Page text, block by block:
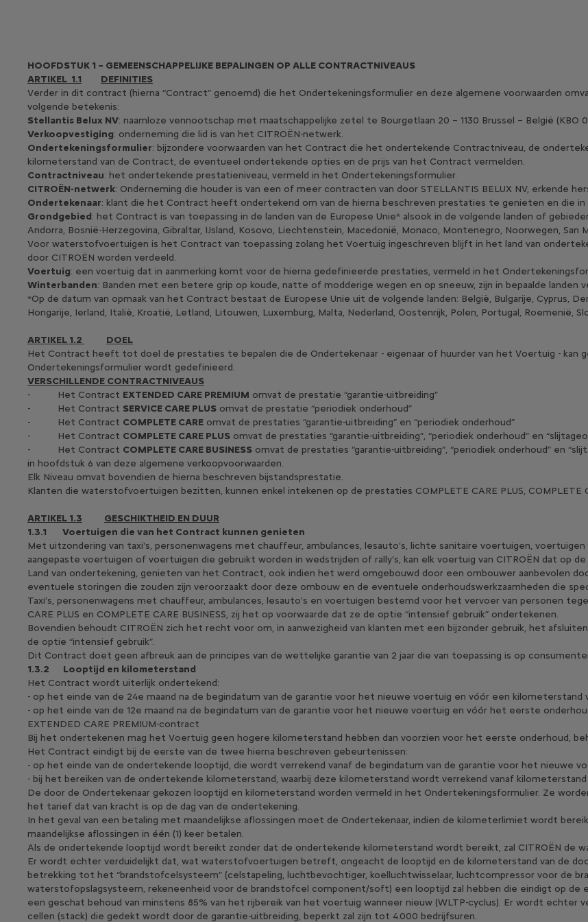
HOOFDSTUK 1 – GEMEENSCHAPPELIJKE BEPALINGEN OP ALLE CONTRACTNIVEAUS
ARTIKEL 1.1
DEFINITIES
Verder in dit contract (hierna “Contract” genoemd) die het Ondertekeningsformulier en deze algemene voorwaarden
volgende betekenis:
Stellantis Belux NV: naamloze vennootschap met maatschappelijke zetel te Bourgetlaan 20 – 1130 Brussel – België (KBO
Verkoopvestiging: onderneming die lid is van het CITROËN-netwerk.
Ondertekeningsformulier: bijzondere voorwaarden van het Contract die het ondertekende Contractniveau, de
kilometerstand van de Contract, de eventueel ondertekende opties en de prijs van het Contract vermelden.
Contractniveau: het ondertekende prestatieniveau, vermeld in het Ondertekeningsformulier.
CITROËN-netwerk: Onderneming die houder is van een of meer contracten van door STELLANTIS BELUX NV, erkende
Ondertekenaar: klant die het Contract heeft ondertekend om van de hierna beschreven prestaties te genieten en die
Grondgebied: het Contract is van toepassing in de landen van de Europese Unie* alsook in de volgende landen of
Andorra, Bosnië-Herzegovina, Gibraltar, IJsland, Kosovo, Liechtenstein, Macedonië, Monaco, Montenegro, Noorwegen, San
Voor waterstofvoertuigen is het Contract van toepassing zolang het Voertuig ingeschreven blijft in het land van
door CITROËN worden verdeeld.
Voertuig: een voertuig dat in aanmerking komt voor de hierna gedefinieerde prestaties, vermeld in het
Winterbanden: Banden met een betere grip op koude, natte of modderige wegen en op sneeuw, zijn in bepaalde landen
*Op de datum van opmaak van het Contract bestaat de Europese Unie uit de volgende landen: België, Bulgarije, Cyprus,
Hongarije, Ierland, Italië, Kroatië, Letland, Litouwen, Luxemburg, Malta, Nederland, Oostenrijk, Polen, Portugal, Roemenië,
ARTIKEL 1.2
DOEL
Het Contract heeft tot doel de prestaties te bepalen die de Ondertekenaar - eigenaar of huurder van het Voertuig - kan
Ondertekeningsformulier wordt gedefinieerd.
VERSCHILLENDE CONTRACTNIVEAUS
- Het Contract EXTENDED CARE PREMIUM omvat de prestatie “garantie-uitbreiding”
- Het Contract SERVICE CARE PLUS omvat de prestatie “periodiek onderhoud”
- Het Contract COMPLETE CARE omvat de prestaties “garantie-uitbreiding” en “periodiek onderhoud”
- Het Contract COMPLETE CARE PLUS omvat de prestaties “garantie-uitbreiding”, “periodiek onderhoud” en
- Het Contract COMPLETE CARE BUSINESS omvat de prestaties “garantie-uitbreiding”, “periodiek onderhoud” en
in hoofdstuk 6 van deze algemene verkoopvoorwaarden.
Elk Niveau omvat bovendien de hierna beschreven bijstandsprestatie.
Klanten die waterstofvoertuigen bezitten, kunnen enkel intekenen op de prestaties COMPLETE CARE PLUS, COMPLETE
ARTIKEL 1.3
GESCHIKTHEID EN DUUR
1.3.1
Voertuigen die van het Contract kunnen genieten
Met uitzondering van taxi's, personenwagens met chauffeur, ambulances, lesauto’s, lichte sanitaire voertuigen,
aangepaste voertuigen of voertuigen die gebruikt worden in wedstrijden of rally’s, kan elk voertuig van CITROËN dat op
Land van ondertekening, genieten van het Contract, ook indien het werd omgebouwd door een ombouwer aanbevolen
eventuele storingen die zouden zijn veroorzaakt door deze ombouw en de eventuele onderhoudswerkzaamheden die
Taxi’s, personenwagens met chauffeur, ambulances, lesauto’s en voertuigen bestemd voor het vervoer van personen
CARE PLUS en COMPLETE CARE BUSINESS, zij het op voorwaarde dat ze de optie “intensief gebruik” ondertekenen.
Bovendien behoudt CITROËN zich het recht voor om, in aanwezigheid van klanten met een bijzonder gebruik, het
de optie “intensief gebruik”.
Dit Contract doet geen afbreuk aan de principes van de wettelijke garantie van 2 jaar die van toepassing is op
1.3.2
Looptijd en kilometerstand
Het Contract wordt uiterlijk ondertekend:
- op het einde van de 24e maand na de begindatum van de garantie voor het nieuwe voertuig en vóór een kilometerstand
- op het einde van de 12e maand na de begindatum van de garantie voor het nieuwe voertuig en vóór het eerste
EXTENDED CARE PREMIUM-contract
Bij het ondertekenen mag het Voertuig geen hogere kilometerstand hebben dan voorzien voor het eerste onderhoud,
Het Contract eindigt bij de eerste van de twee hierna beschreven gebeurtenissen:
- op het einde van de ondertekende looptijd, die wordt verrekend vanaf de begindatum van de garantie voor het nieuwe
- bij het bereiken van de ondertekende kilometerstand, waarbij deze kilometerstand wordt verrekend vanaf kilometerstand
De door de Ondertekenaar gekozen looptijd en kilometerstand worden vermeld in het Ondertekeningsformulier. Ze
het tarief dat van kracht is op de dag van de ondertekening.
In het geval van een betaling met maandelijkse aflossingen moet de Ondertekenaar, indien de kilometerlimiet wordt
maandelijkse aflossingen in één (1) keer betalen.
Als de ondertekende looptijd wordt bereikt zonder dat de ondertekende kilometerstand wordt bereikt, zal CITROËN de
Er wordt echter verduidelijkt dat, wat waterstofvoertuigen betreft, ongeacht de looptijd en de kilometerstand van de
betrekking tot het “brandstofcelsysteem” (celstapeling, luchtbevochtiger, koelluchtwisselaar, luchtcompressor voor de
waterstofopslagsysteem, rekeneenheid voor de brandstofcel component/soft) een looptijd zal hebben die eindigt op de
een geschat behoud van minstens 85% van het rijbereik van het voertuig wanneer nieuw (WLTP-cyclus). Er wordt
cellen (stack) die gedekt wordt door de garantie-uitbreiding, beperkt zal zijn tot 4.000 bedrijfsuren.